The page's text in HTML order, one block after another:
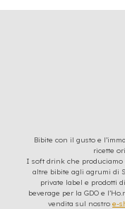
Bibite con il gusto e
ricette
I soft drink che produciamo
altre bibite agli agrumi di
private label e prodotti
beverage per la GDO e
vendita sul nostro e-